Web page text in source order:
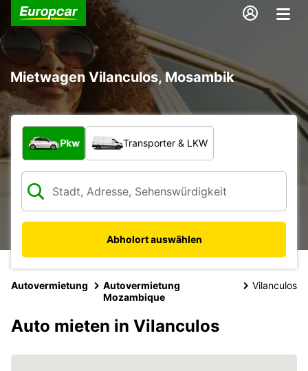
Mietwagen Vilanculos, Mosambik
Welche Art von Fahrzeug?
Pkw Transporter & LKW
Abholort auswählen
Autovermietung
Autovermietung
Mozambique
Vilanculos
Auto mieten in Vilanculos